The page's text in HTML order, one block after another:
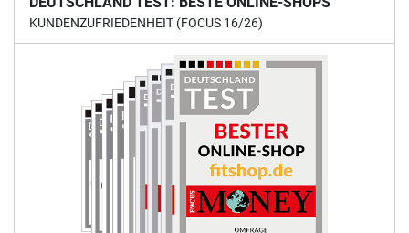
KUNDENZUFRIEDENHEIT (FOCUS 16/26)